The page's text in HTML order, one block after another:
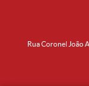
Rua Coronel João